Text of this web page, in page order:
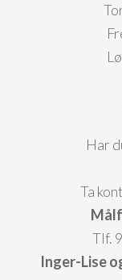
Har
Ta
Tlf.
Inger-Lise